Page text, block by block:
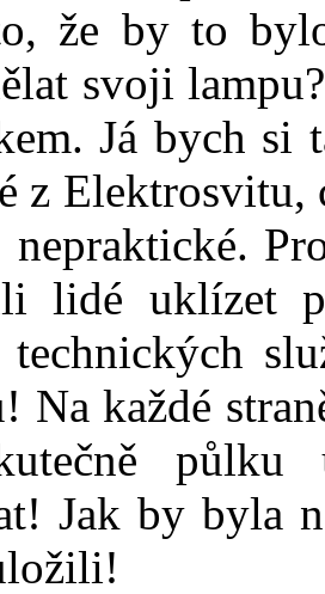
že by to
svoji
Já bych
z Elektrosvitu,
lidé uklízet
Na každé
Jak by byla